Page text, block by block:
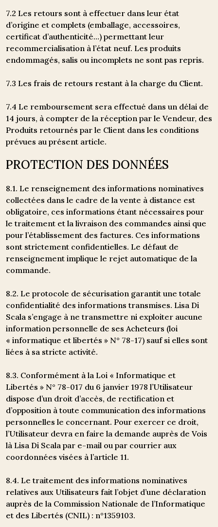
7.2 Les retours sont à effectuer dans leur état
d’origine et complets (emballage, accessoires,
certificat d’authenticité…) permettant leur
recommercialisation à l’état neuf. Les produits
endommagés, salis ou incomplets ne sont pas repris.
7.3 Les frais de retours restant à la charge du Client.
7.4 Le remboursement sera effectué dans un délai de
14 jours, à compter de la réception par le Vendeur, des
Produits retournés par le Client dans les conditions
prévues au présent article.
PROTECTION DES DONNÉES
8.1. Le renseignement des informations nominatives
collectées dans le cadre de la vente à distance est
obligatoire, ces informations étant nécessaires pour
le traitement et la livraison des commandes ainsi que
pour l’établissement des factures. Ces informations
sont strictement confidentielles. Le défaut de
renseignement implique le rejet automatique de la
commande.
8.2. Le protocole de sécurisation garantit une totale
confidentialité des informations transmises. Lisa Di
Scala s’engage à ne transmettre ni exploiter aucune
information personnelle de ses Acheteurs (loi
« informatique et libertés » N° 78-17) sauf si elles sont
liées à sa stricte activité.
8.3. Conformément à la Loi « Informatique et
Libertés » N° 78-017 du 6 janvier 1978 l’Utilisateur
dispose d’un droit d’accès, de rectification et
d’opposition à toute communication des informations
personnelles le concernant. Pour exercer ce droit,
l’Utilisateur devra en faire la demande auprès de Vois
là Lisa Di Scala par e-mail ou par courrier aux
coordonnées visées à l’article 11.
8.4. Le traitement des informations nominatives
relatives aux Utilisateurs fait l’objet d’une déclaration
auprès de la Commission Nationale de l’Informatique
et des Libertés (CNIL) : n°1359103.